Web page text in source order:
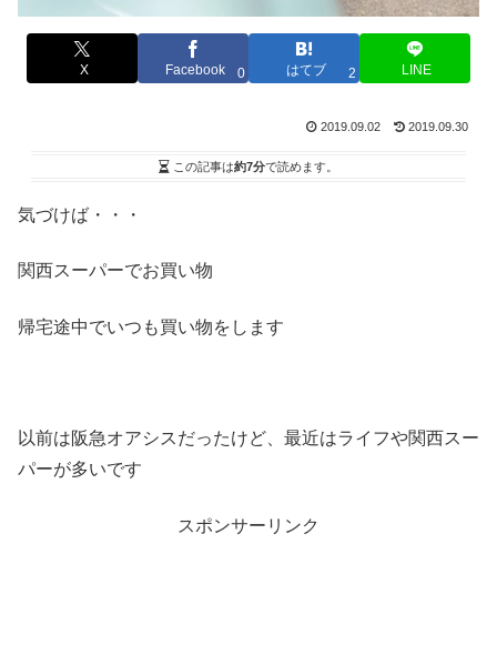
X Facebook 0 はてブ 2 LINE
2019.09.02 2019.09.30
この記事は約7分で読めます。
気づけば・・・
関西スーパーでお買い物
帰宅途中でいつも買い物をします
以前は阪急オアシスだったけど、最近はライフや関西スー
パーが多いです
スポンサーリンク